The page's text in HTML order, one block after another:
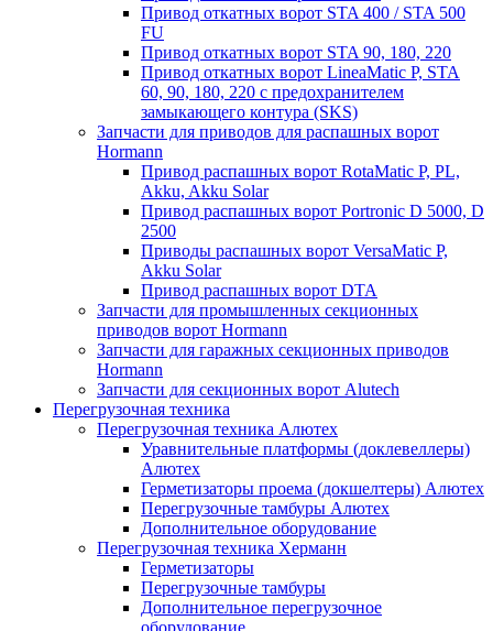
Привод откатных ворот STA 400 / STA 500
FU
Привод откатных ворот STA 90, 180, 220
Привод откатных ворот LineaMatic P, STA
60, 90, 180, 220 с предохранителем
замыкающего контура (SKS)
Запчасти для приводов для распашных ворот
Hormann
Привод распашных ворот RotaMatic P, PL,
Akku, Akku Solar
Привод распашных ворот Portronic D 5000, D
2500
Приводы распашных ворот VersaMatic P,
Akku Solar
Привод распашных ворот DTA
Запчасти для промышленных секционных
приводов ворот Hormann
Запчасти для гаражных секционных приводов
Hormann
Запчасти для секционных ворот Alutech
Перегрузочная техника
Перегрузочная техника Алютех
Уравнительные платформы (доклевеллеры)
Алютех
Герметизаторы проема (докшелтеры) Алютех
Перегрузочные тамбуры Алютех
Дополнительное оборудование
Перегрузочная техника Херманн
Герметизаторы
Перегрузочные тамбуры
Дополнительное перегрузочное
оборудование